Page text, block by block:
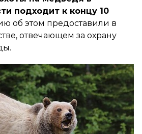
подходит к концу 10
об этом предоставили в
отвечающем за охрану